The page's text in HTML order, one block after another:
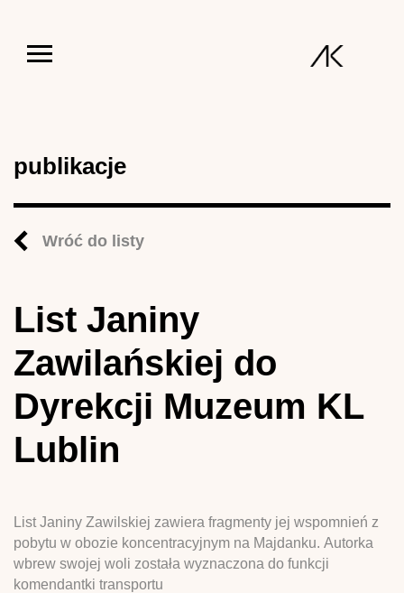
publikacje
Wróć do listy
List Janiny
Zawilańskiej do
Dyrekcji Muzeum KL
Lublin
List Janiny Zawilskiej zawiera fragmenty jej wspomnień z
pobytu w obozie koncentracyjnym na Majdanku. Autorka
wbrew swojej woli została wyznaczona do funkcji
komendantki transportu